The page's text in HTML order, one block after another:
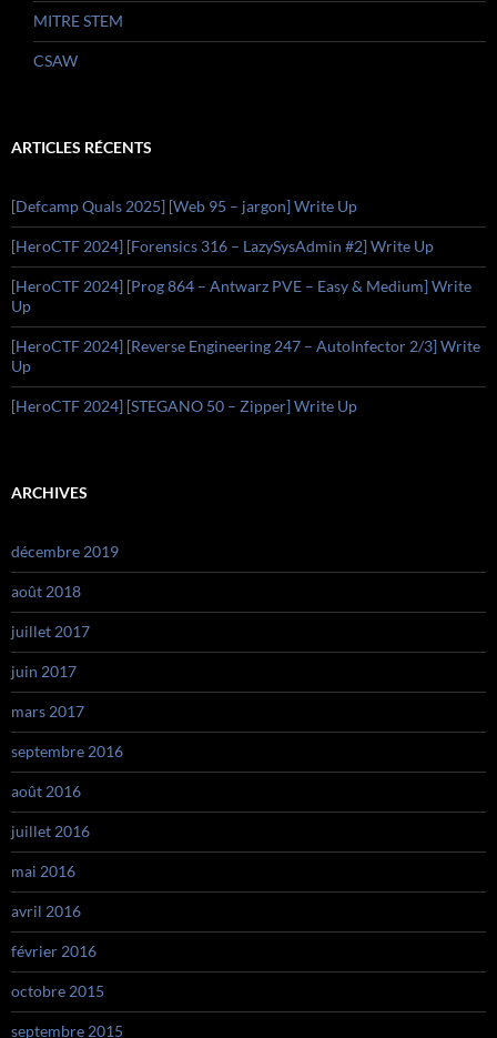
MITRE STEM
CSAW
ARTICLES RÉCENTS
[Defcamp Quals 2025] [Web 95 – jargon] Write Up
[HeroCTF 2024] [Forensics 316 – LazySysAdmin #2] Write Up
[HeroCTF 2024] [Prog 864 – Antwarz PVE – Easy & Medium] Write
Up
[HeroCTF 2024] [Reverse Engineering 247 – AutoInfector 2/3] Write
Up
[HeroCTF 2024] [STEGANO 50 – Zipper] Write Up
ARCHIVES
décembre 2019
août 2018
juillet 2017
juin 2017
mars 2017
septembre 2016
août 2016
juillet 2016
mai 2016
avril 2016
février 2016
octobre 2015
septembre 2015